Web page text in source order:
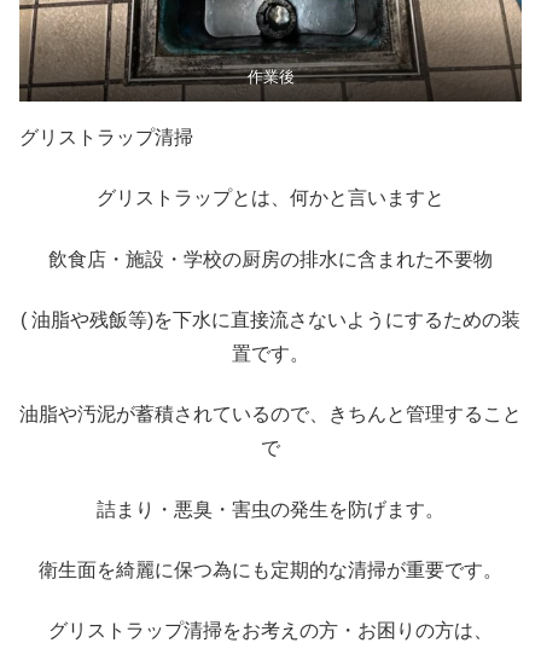
作業後
グリストラップ清掃
グリストラップとは、何かと言いますと
飲食店・施設・学校の厨房の排水に含まれた不要物
( 油脂や残飯等)を下水に直接流さないようにするための装
置です。
油脂や汚泥が蓄積されているので、きちんと管理すること
で
詰まり・悪臭・害虫の発生を防げます。
衛生面を綺麗に保つ為にも定期的な清掃が重要です。
グリストラップ清掃をお考えの方・お困りの方は、